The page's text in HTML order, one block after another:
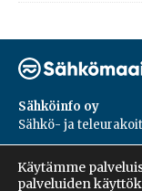
Sähköinfo oy
Sähkö- ja
PL 55, 02601, Espoo
Harakantie 18 B
Käytämme
palveluiden